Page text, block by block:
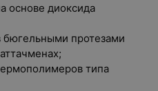
основе диоксида
бюгельными протезами
типа